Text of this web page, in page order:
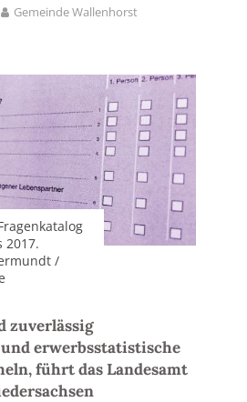
Gemeinde Wallenhorst
2017.
/
zuverlässig
erwerbsstatistische
führt das Landesamt